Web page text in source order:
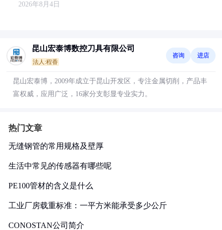
2026年8月4日
昆山宏泰博数控刀具有限公司
法人:程香
咨询 进店
昆山宏泰博，2009年成立于昆山开发区，专注金属切削，产品丰
富权威，应用广泛，16家分支彰显专业实力。
热门文章
无缝钢管的常用规格及壁厚
生活中常见的传感器有哪些呢
PE100管材的含义是什么
工业厂房载重标准：一平方米能承受多少公斤
CONOSTAN公司简介